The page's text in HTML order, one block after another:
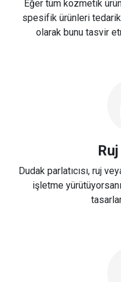
Eğer tüm kozmetik
spesifik ürünleri
olarak bunu tasvir
Dudak parlatıcısı, ruj
işletme